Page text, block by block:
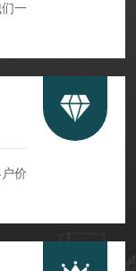
一
价